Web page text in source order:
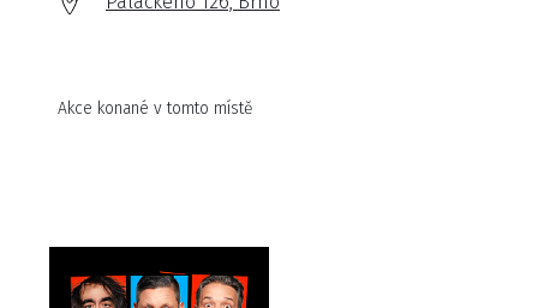
Akce konané v tomto místě